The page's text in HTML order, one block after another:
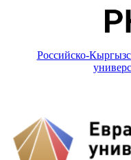
Российско-